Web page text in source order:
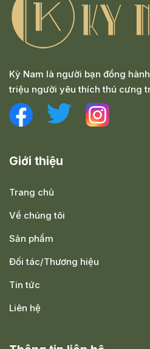
Kỳ Nam là người bạn đồng
triệu người yêu thích thú cưng
Giới thiệu
Trang chủ
Về chúng tôi
Sản phẩm
Đối tác/Thương hiệu
Tin tức
Liên hệ